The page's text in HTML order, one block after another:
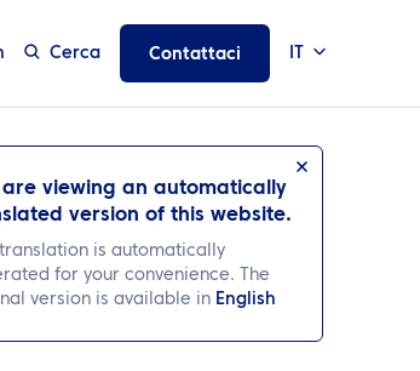
Cerca Contattaci IT
are viewing an automatically
version of this website.
translation is automatically
for your convenience. The
version is available in English